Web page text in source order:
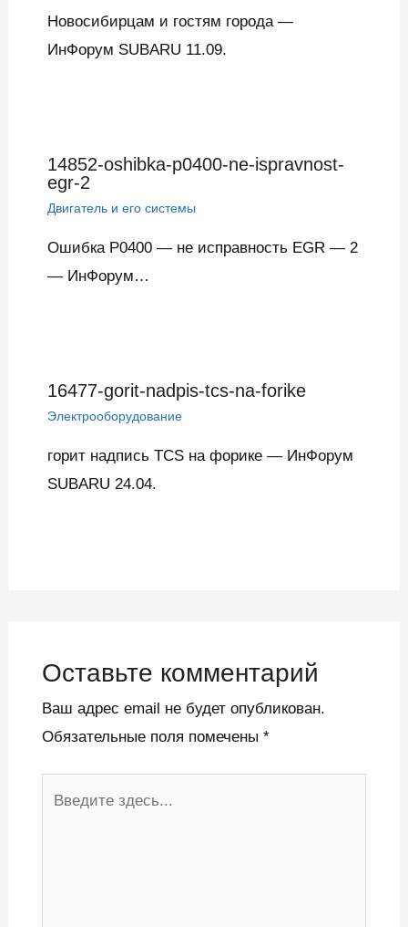
Новосибирцам и гостям города —
ИнФорум SUBARU 11.09.
14852-oshibka-p0400-ne-ispravnost-
egr-2
Двигатель и его системы
Ошибка P0400 — не исправность EGR — 2
— ИнФорум…
16477-gorit-nadpis-tcs-na-forike
Электрооборудование
горит надпись TCS на форике — ИнФорум
SUBARU 24.04.
Оставьте комментарий
Ваш адрес email не будет опубликован.
Обязательные поля помечены *